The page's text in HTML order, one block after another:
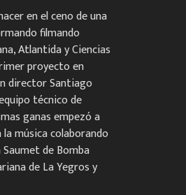
en el ceno de una
filmando
Atlantida y Ciencias
proyecto en
director Santiago
técnico de
ganas empezó a
música colaborando
de Bomba
de La Yegros y